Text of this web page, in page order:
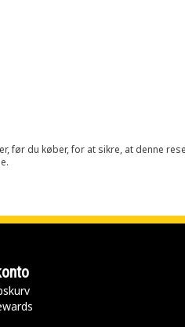
før du køber, for at sikre, at denne